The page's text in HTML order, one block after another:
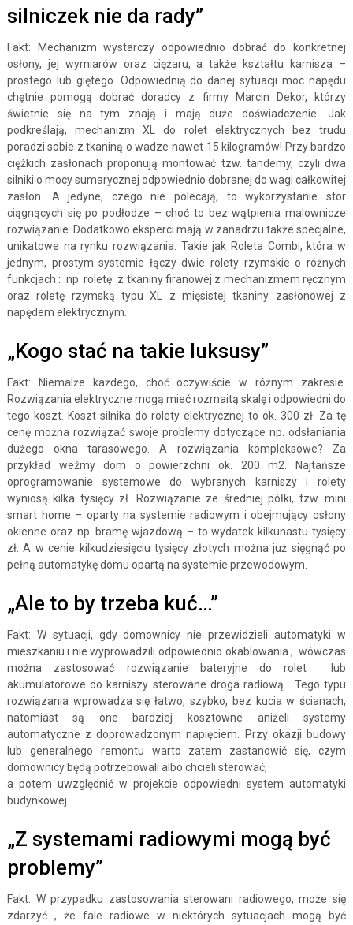
silniczek nie da rady”
Fakt: Mechanizm wystarczy odpowiednio dobrać do konkretnej
osłony, jej wymiarów oraz ciężaru, a także kształtu karnisza –
prostego lub giętego. Odpowiednią do danej sytuacji moc napędu
chętnie pomogą dobrać doradcy z firmy Marcin Dekor, którzy
świetnie się na tym znają i mają duże doświadczenie. Jak
podkreślają, mechanizm XL do rolet elektrycznych bez trudu
poradzi sobie z tkaniną o wadze nawet 15 kilogramów! Przy bardzo
ciężkich zasłonach proponują montować tzw. tandemy, czyli dwa
silniki o mocy sumarycznej odpowiednio dobranej do wagi całkowitej
zasłon. A jedyne, czego nie polecają, to wykorzystanie stor
ciągnących się po podłodze – choć to bez wątpienia malownicze
rozwiązanie. Dodatkowo eksperci mają w zanadrzu także specjalne,
unikatowe na rynku rozwiązania. Takie jak Roleta Combi, która w
jednym, prostym systemie łączy dwie rolety rzymskie o różnych
funkcjach : np. roletę z tkaniny firanowej z mechanizmem ręcznym
oraz roletę rzymską typu XL z mięsistej tkaniny zasłonowej z
napędem elektrycznym.
„Kogo stać na takie luksusy”
Fakt: Niemalże każdego, choć oczywiście w różnym zakresie.
Rozwiązania elektryczne mogą mieć rozmaitą skalę i odpowiedni do
tego koszt. Koszt silnika do rolety elektrycznej to ok. 300 zł. Za tę
cenę można rozwiązać swoje problemy dotyczące np. odsłaniania
dużego okna tarasowego. A rozwiązania kompleksowe? Za
przykład weźmy dom o powierzchni ok. 200 m2. Najtańsze
oprogramowanie systemowe do wybranych karniszy i rolety
wyniosą kilka tysięcy zł. Rozwiązanie ze średniej półki, tzw. mini
smart home – oparty na systemie radiowym i obejmujący osłony
okienne oraz np. bramę wjazdową – to wydatek kilkunastu tysięcy
zł. A w cenie kilkudziesięciu tysięcy złotych można już sięgnąć po
pełną automatykę domu opartą na systemie przewodowym.
„Ale to by trzeba kuć…”
Fakt: W sytuacji, gdy domownicy nie przewidzieli automatyki w
mieszkaniu i nie wyprowadzili odpowiednio okablowania , wówczas
można zastosować rozwiązanie bateryjne do rolet lub
akumulatorowe do karniszy sterowane droga radiową . Tego typu
rozwiązania wprowadza się łatwo, szybko, bez kucia w ścianach,
natomiast są one bardziej kosztowne aniżeli systemy
automatyczne z doprowadzonym napięciem. Przy okazji budowy
lub generalnego remontu warto zatem zastanowić się, czym
domownicy będą potrzebowali albo chcieli sterować,
a potem uwzględnić w projekcie odpowiedni system automatyki
budynkowej.
„Z systemami radiowymi mogą być
problemy”
Fakt: W przypadku zastosowania sterowani radiowego, może się
zdarzyć , że fale radiowe w niektórych sytuacjach mogą być